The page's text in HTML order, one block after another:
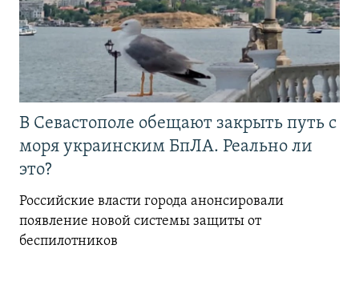
В Севастополе обещают закрыть путь с
моря украинским БпЛА. Реально ли
это?
Российские власти города анонсировали
появление новой системы защиты от
беспилотников